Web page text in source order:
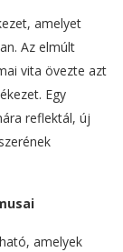
amelyet
Az elmúlt
vita övezte azt
Egy
reflektál, új
amelyek